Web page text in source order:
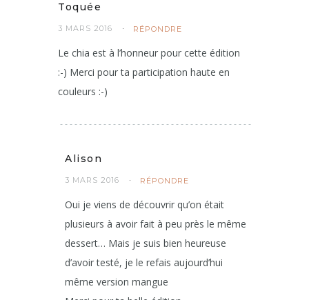
Toquée
3 MARS 2016 RÉPONDRE
Le chia est à l’honneur pour cette édition
Alison
3 MARS 2016 RÉPONDRE
Oui je viens de découvrir qu’on était
plusieurs à avoir fait à peu près le même
dessert… Mais je suis bien heureuse